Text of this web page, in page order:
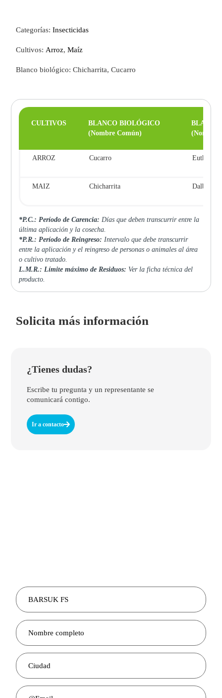
Categorías:Insecticidas
Cultivos: Arroz,Maíz
Blanco biológico: Chicharrita, Cucarro
CULTIVOS
BLANCO BIOLÓGICO
(Nombre Común)
(Nombre
ARROZ Cucarro Eutheola
MAIZ Chicharrita Dalbulus
*P.C.: Período de Carencia: Días que deben transcurrir entre la
última aplicación y la cosecha.
*P.R.: Período de Reingreso: Intervalo que debe transcurrir
entre la aplicación y el reingreso de personas o animales al área
o cultivo tratado.
L.M.R.: Límite máximo de Residuos: Ver la ficha técnica del
producto.
Solicita más información
¿Tienes dudas?
Escribe tu pregunta y un representante se
comunicará contigo.
Ir a contacto